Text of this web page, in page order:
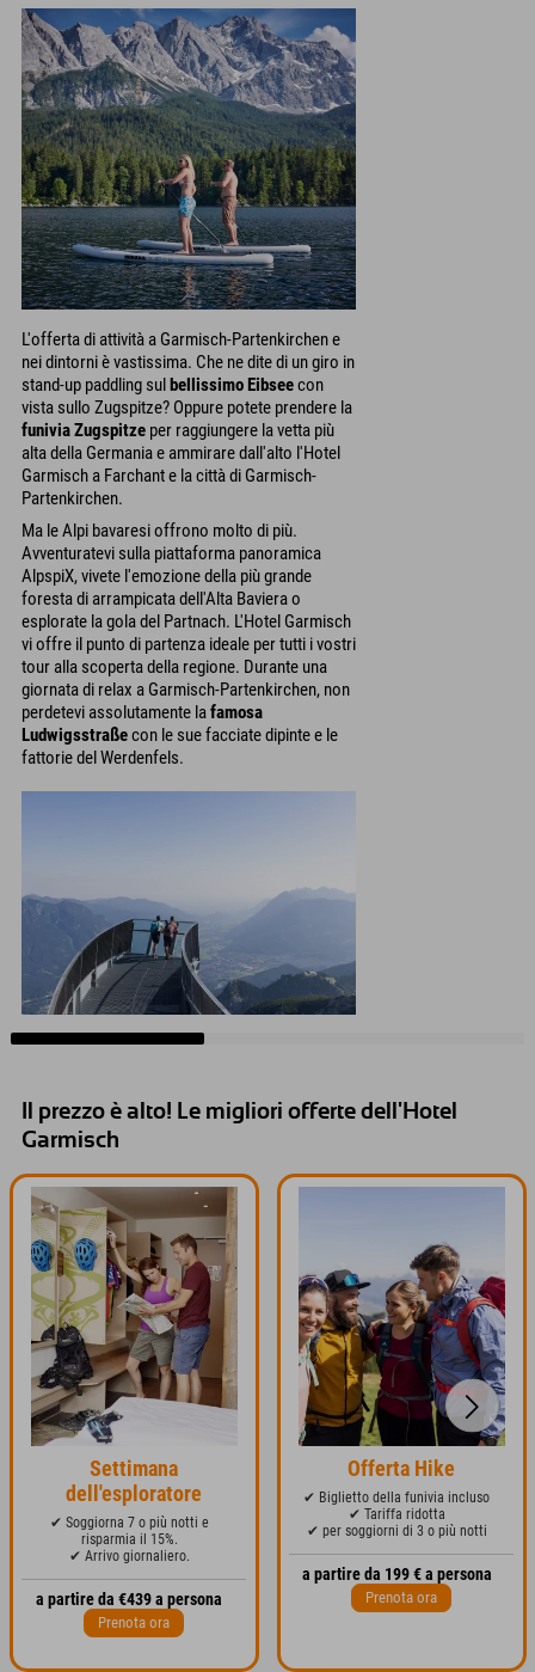
L'offerta di attività a Garmisch-Partenkirchen e
nei dintorni è vastissima. Che ne dite di un giro in
stand-up paddling sulbellissimo Eibseecon
vista sullo Zugspitze? Oppure potete prendere la
funivia Zugspitze per raggiungere la vetta più
alta della Germania e ammirare dall'alto l'Hotel
Garmisch a Farchant e la città di Garmisch-
Partenkirchen.
Ma le Alpi bavaresi offrono molto di più.
Avventuratevi sulla piattaforma panoramica
AlpspiX, vivete l'emozione della più grande
foresta di arrampicata dell'Alta Baviera o
esplorate la gola del Partnach. L'Hotel Garmisch
vi offre il punto di partenza ideale per tutti i vostri
tour alla scoperta della regione. Durante una
giornata di relax a Garmisch-Partenkirchen, non
perdetevi assolutamente lafamosa
Ludwigsstraßecon le sue facciate dipinte e le
fattorie del Werdenfels.
Il prezzo è alto! Le migliori offerte dell'Hotel
Garmisch
Settimana
dell'esploratore
✔ Soggiorna 7 o più notti e
risparmia il 15%.
✔ Arrivo giornaliero.
a partire da €439 a persona
Prenota ora
Offerta Hike
✔ Biglietto della funivia incluso
✔ Tariffa ridotta
✔ per soggiorni di 3 o più notti
a partire da 199 € a persona
Prenota ora